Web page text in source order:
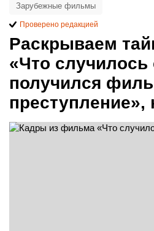
Раскрываем
«Что
получился
преступление»,
Зарубежные фильмы
Проверено редакцией